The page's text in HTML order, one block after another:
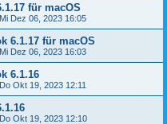
für macOS
Mi Dez 06, 2023 16:05
6.1.17 für macOS
Mi Dez 06, 2023 16:03
6.1.16
Do Okt 19, 2023 12:11
Do Okt 19, 2023 12:10